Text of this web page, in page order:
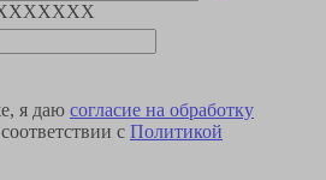
я даю согласие на обработку
с Политикой